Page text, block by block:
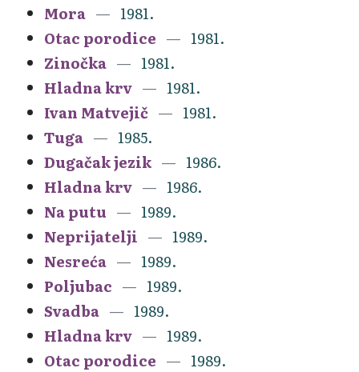
Mora
1981.
Otac porodice
1981.
Zinočka
1981.
Hladna krv
1981.
Ivan Matvejič
1981.
Tuga
1985.
Dugačak jezik
1986.
Hladna krv
1986.
Na putu
1989.
Neprijatelji
1989.
Nesreća
1989.
Poljubac
1989.
Svadba
1989.
Hladna krv
1989.
Otac porodice
1989.